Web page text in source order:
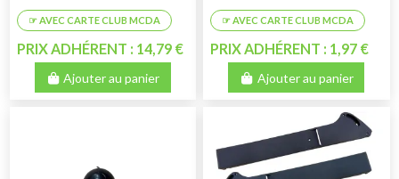
PRIX ADHÉRENT : 14,79 €
Ajouter au panier
PRIX ADHÉRENT : 1,97 €
Ajouter au panier